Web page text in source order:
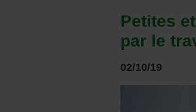
Petites
par le
02/10/19